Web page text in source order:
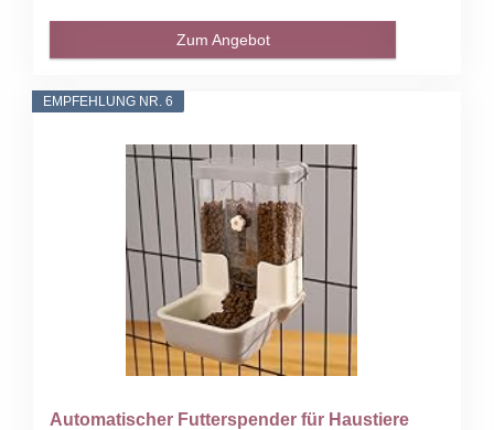
Zum Angebot
EMPFEHLUNG NR. 6
Automatischer Futterspender für Haustiere